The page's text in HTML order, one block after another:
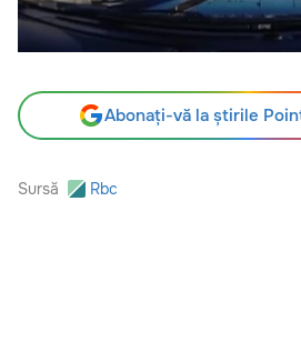
Abonați-vă la știrile
Sursă Rbc